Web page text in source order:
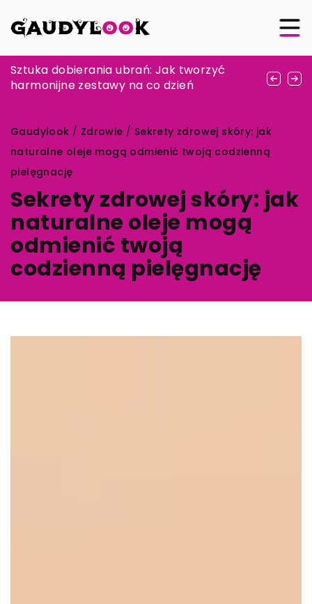
Nowoczesne metody leczenia bólu: od
blokad do terapii biologicznych
Sztuka dobierania ubrań: Jak tworzyć
harmonijne zestawy na co dzień
Jak wybrać idealne miejsce na spływ
kajakowy w Polsce?
Gaudylook / Zdrowie / Sekrety zdrowej skóry: jak
naturalne oleje mogą odmienić twoją codzienną
pielęgnację
Sekrety zdrowej skóry: jak
naturalne oleje mogą
odmienić twoją
codzienną pielęgnację